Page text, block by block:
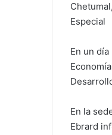
Especial
En un
En la
Ebrard